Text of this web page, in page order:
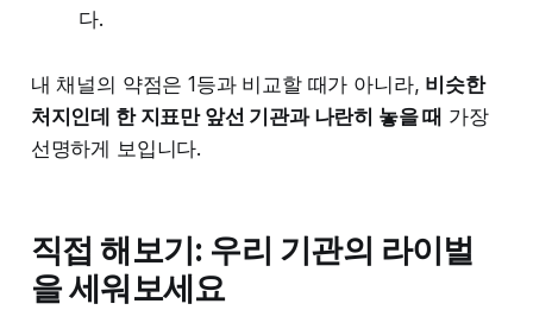
다.
내 채널의 약점은 1등과 비교할 때가 아니라, 비슷한
처지인데 한 지표만 앞선 기관과 나란히 놓을 때 가장
선명하게 보입니다.
직접 해보기: 우리 기관의 라이벌
을 세워보세요